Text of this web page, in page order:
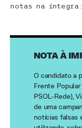
notas na íntegra:
NOTA À
O candidato a
Frente
PSOL-Rede),
de uma
notícias falsas